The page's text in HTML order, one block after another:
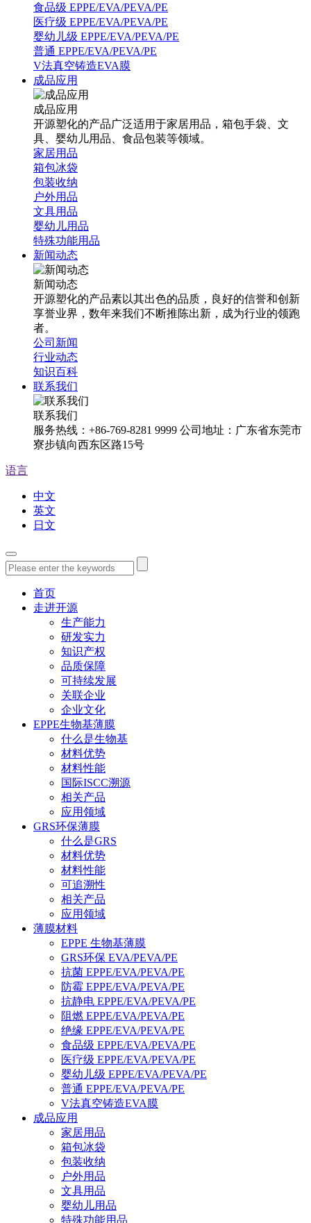
食品级 EPPE/EVA/PEVA/PE
医疗级 EPPE/EVA/PEVA/PE
婴幼儿级 EPPE/EVA/PEVA/PE
普通 EPPE/EVA/PEVA/PE
V法真空铸造EVA膜
成品应用
成品应用
开源塑化的产品广泛适用于家居用品，箱包手袋、文
具、婴幼儿用品、食品包装等领域。
家居用品
箱包冰袋
包装收纳
户外用品
文具用品
婴幼儿用品
特殊功能用品
新闻动态
新闻动态
开源塑化的产品素以其出色的品质，良好的信誉和创新
享誉业界，数年来我们不断推陈出新，成为行业的领跑
者。
公司新闻
行业动态
知识百科
联系我们
联系我们
服务热线：+86-769-8281 9999 公司地址：广东省东莞市
寮步镇向西东区路15号
语言
中文
英文
日文
首页
走进开源
生产能力
研发实力
知识产权
品质保障
可持续发展
关联企业
企业文化
EPPE生物基薄膜
什么是生物基
材料优势
材料性能
国际ISCC溯源
相关产品
应用领域
GRS环保薄膜
什么是GRS
材料优势
材料性能
可追溯性
相关产品
应用领域
薄膜材料
EPPE 生物基薄膜
GRS环保 EVA/PEVA/PE
抗菌 EPPE/EVA/PEVA/PE
防霉 EPPE/EVA/PEVA/PE
抗静电 EPPE/EVA/PEVA/PE
阻燃 EPPE/EVA/PEVA/PE
绝缘 EPPE/EVA/PEVA/PE
食品级 EPPE/EVA/PEVA/PE
医疗级 EPPE/EVA/PEVA/PE
婴幼儿级 EPPE/EVA/PEVA/PE
普通 EPPE/EVA/PEVA/PE
V法真空铸造EVA膜
成品应用
家居用品
箱包冰袋
包装收纳
户外用品
文具用品
婴幼儿用品
特殊功能用品